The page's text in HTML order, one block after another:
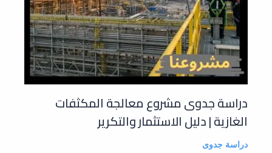
دراسة جدوى مشروع معالجة المكثفات
الغازية | دليل الاستثمار والتكرير
دراسة جدوى